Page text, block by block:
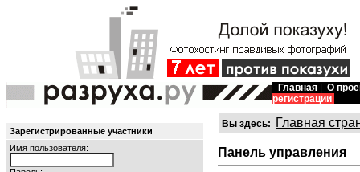
Главная
О
регистрации
Зарегистрированные участники
Имя пользователя:
Вы здесь: Главная
Панель управления